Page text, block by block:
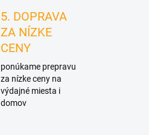
5. DOPRAVA
ZA NÍZKE
CENY
ponúkame prepravu
za nízke ceny na
výdajné miesta i
domov